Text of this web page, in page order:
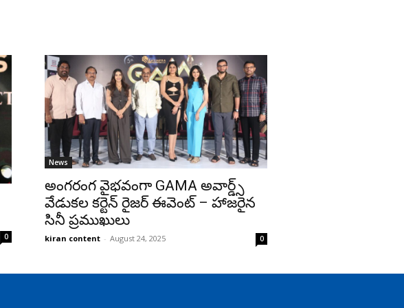
0
News
అంగరంగ వైభవంగా GAMA అవార్డ్స్
వేడుకల కర్టెన్ రైజర్ ఈవెంట్ – హాజరైన
సినీ ప్రముఖులు
kiran content - August 24, 2025 0